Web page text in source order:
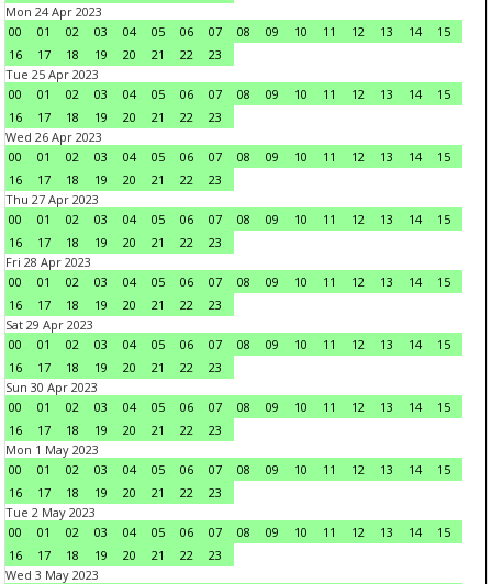
Mon 24 Apr 2023
00
01 02 03 04 05 06 07 08 09 10 11 12 13 14
15
16
17 18 19 20 21 22
23
Tue 25 Apr 2023
00
01 02 03 04 05 06 07 08 09 10 11 12 13 14
15
16
17 18 19 20 21 22
23
Wed 26 Apr 2023
00
01 02 03 04 05 06 07 08 09 10 11 12 13 14
15
16
17 18 19 20 21 22
23
Thu 27 Apr 2023
00
01 02 03 04 05 06 07 08 09 10 11 12 13 14
15
16
17 18 19 20 21 22
23
Fri 28 Apr 2023
00
01 02 03 04 05 06 07 08 09 10 11 12 13 14
15
16
17 18 19 20 21 22
23
Sat 29 Apr 2023
00
01 02 03 04 05 06 07 08 09 10 11 12 13 14
15
16
17 18 19 20 21 22
23
Sun 30 Apr 2023
00
01 02 03 04 05 06 07 08 09 10 11 12 13 14
15
16
17 18 19 20 21 22
23
Mon 1 May 2023
00
01 02 03 04 05 06 07 08 09 10 11 12 13 14
15
16
17 18 19 20 21 22
23
Tue 2 May 2023
00
01 02 03 04 05 06 07 08 09 10 11 12 13 14
15
16
17 18 19 20 21 22
23
Wed 3 May 2023